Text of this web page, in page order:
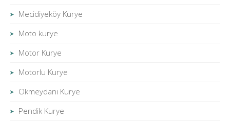
Mecidiyeköy Kurye
Moto kurye
Motor Kurye
Motorlu Kurye
Okmeydanı Kurye
Pendik Kurye